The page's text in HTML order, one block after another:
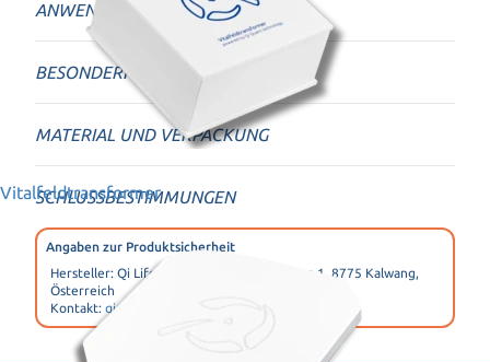
Vitalfeldtransformer
ANWENDUNGSBEREICHE
BESONDERHEITEN
MATERIAL UND VERPACKUNG
SCHLUSSBESTIMMUNGEN
Angaben zur Produktsicherheit
Hersteller: Qi Life Energy GmbH, Fohlenweg 1, 8775 Kalwang,
Österreich
Kontakt: qi@qi-life-energy.at